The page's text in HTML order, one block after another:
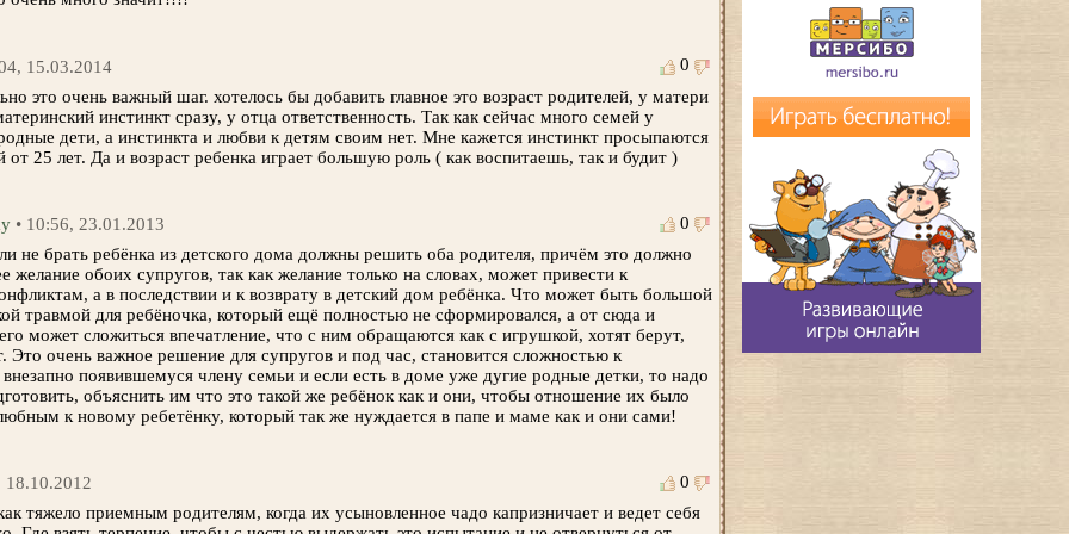
0
15.03.2014
это очень важный шаг. хотелось бы добавить главное это возраст родителей, у матери
инстинкт сразу, у отца ответственность. Так как сейчас много семей у
дети, а инстинкта и любви к детям своим нет. Мне кажется инстинкт просыпаются
от 25 лет. Да и возраст ребенка играет большую роль ( как воспитаешь, так и будит )
0
• 10:56, 23.01.2013
не брать ребёнка из детского дома должны решить оба родителя, причём это должно
желание обоих супругов, так как желание только на словах, может привести к
а в последствии и к возврату в детский дом ребёнка. Что может быть большой
травмой для ребёночка, который ещё полностью не сформировался, а от сюда и
может сложиться впечатление, что с ним обращаются как с игрушкой, хотят берут,
Это очень важное решение для супругов и под час, становится сложностью к
появившемуся члену семьи и если есть в доме уже дугие родные детки, то надо
объяснить им что это такой же ребёнок как и они, чтобы отношение их было
к новому ребетёнку, который так же нуждается в папе и маме как и они сами!
0
18.10.2012
тяжело приемным родителям, когда их усыновленное чадо капризничает и ведет себя